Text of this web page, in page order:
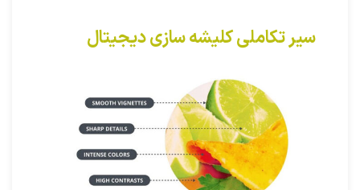
سیر تکاملی کلیشه سازی دیجیتال